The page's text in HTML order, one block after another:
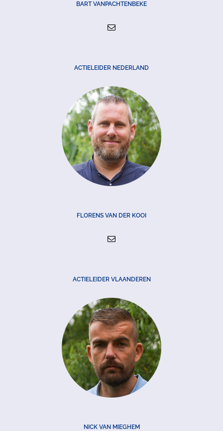
BART VANPACHTENBEKE
ACTIELEIDER NEDERLAND
FLORENS VAN DER KOOI
ACTIELEIDER VLAANDEREN
NICK VAN MIEGHEM